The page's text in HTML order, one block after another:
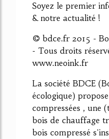
Soyez le premier
& notre actualité !
© bdce.fr 2015 -
- Tous droits
www.neoink.fr
La société BDCE
écologique)
compressées , une
bois de chauffage
bois compressé